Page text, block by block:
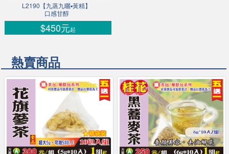
L2190【九蒸九曬▪黃精】
口感甘醇
$450元起
熱賣商品